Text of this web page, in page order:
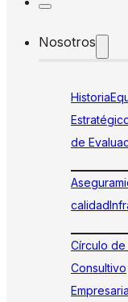
Nosotros
Historia
de
calidad
Círculo de
Consultivo